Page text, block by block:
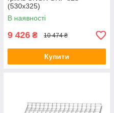
(530х325)
В наявності
9 426 ₴ 10 474 ₴
Купити